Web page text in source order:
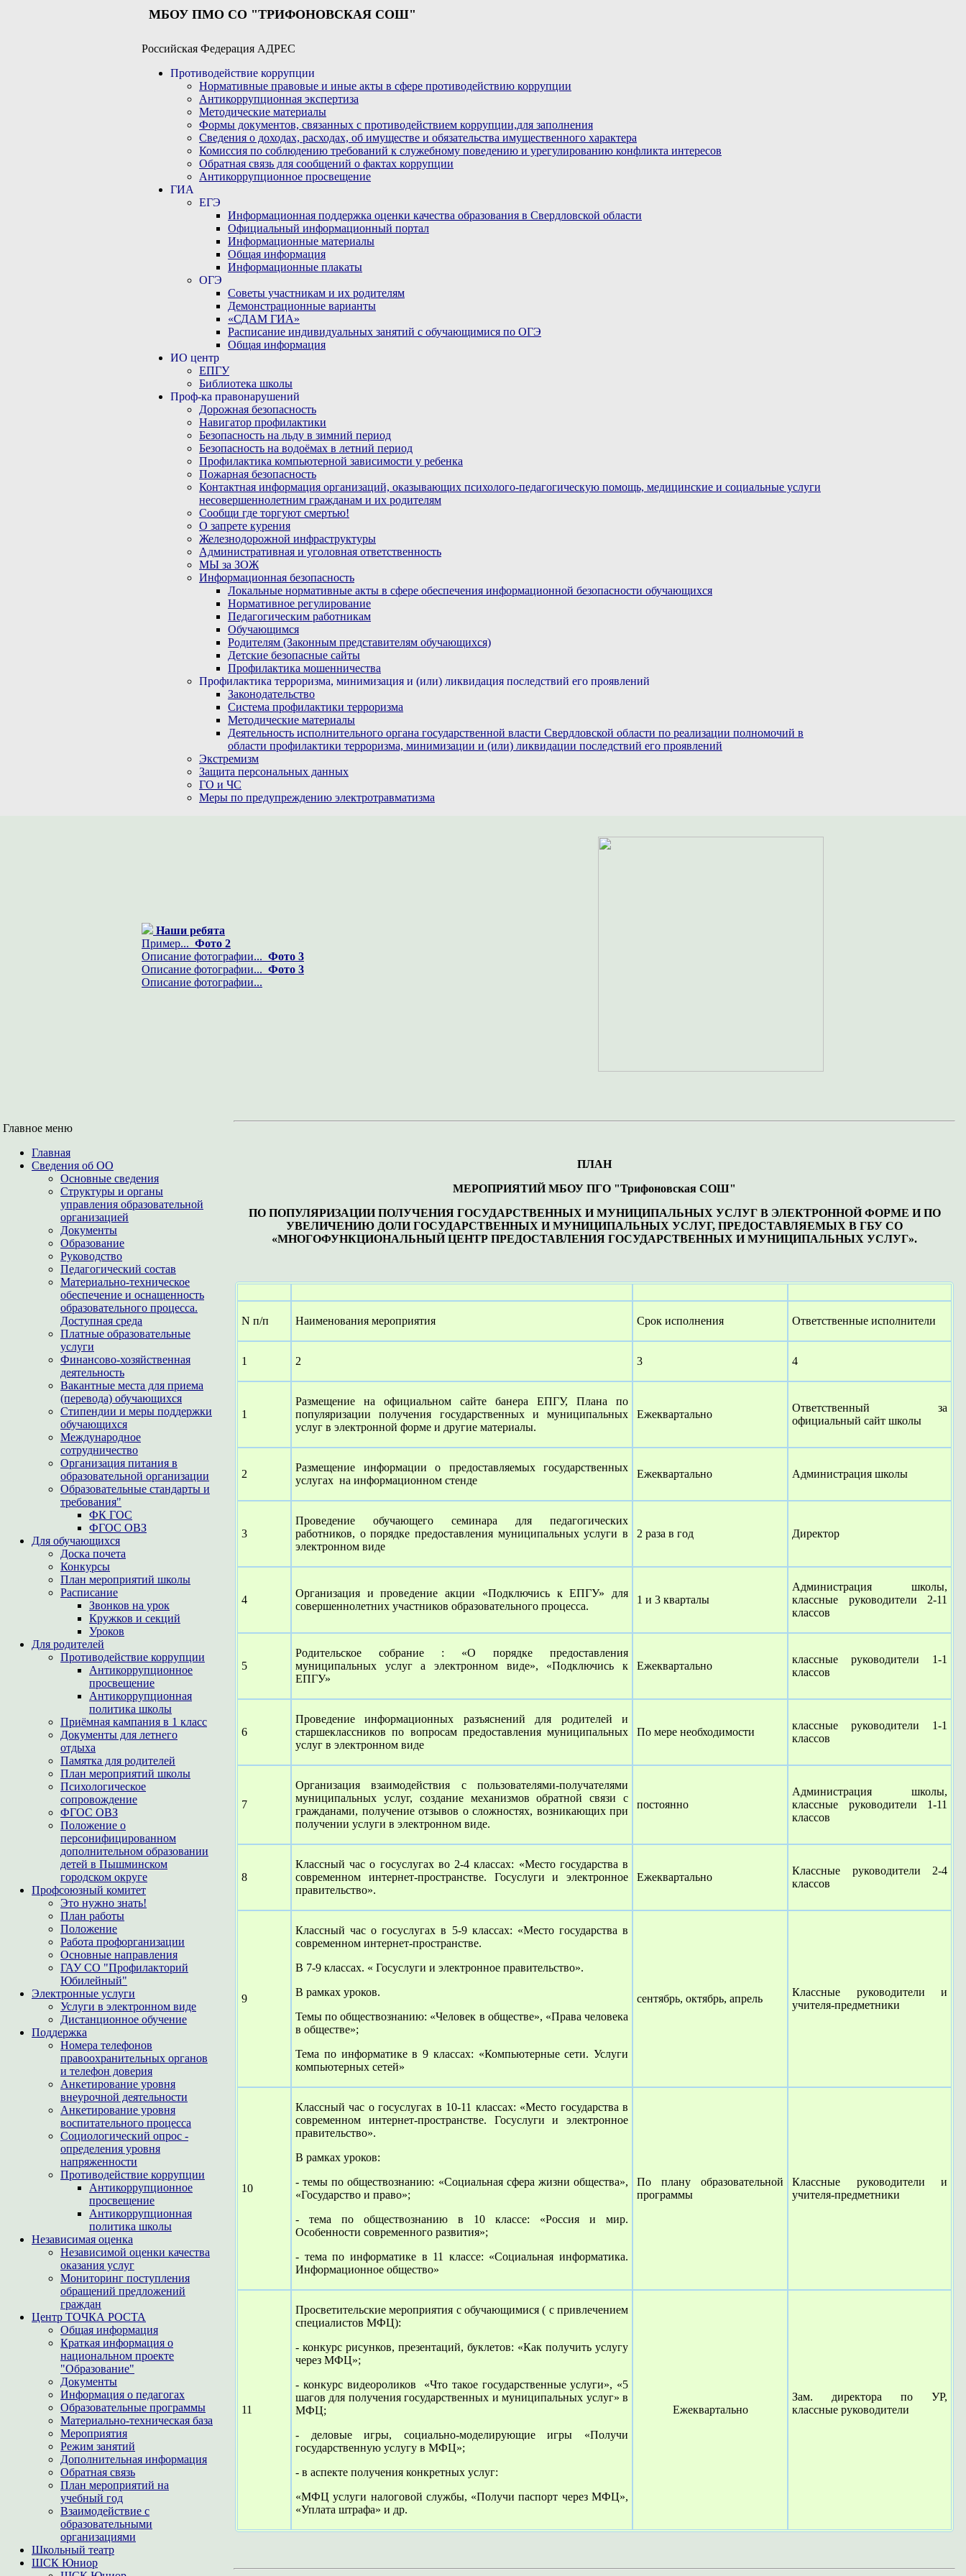
МБОУ ПМО СО "ТРИФОНОВСКАЯ СОШ"
Российская Федерация АДРЕС
Противодействие коррупции
Нормативные правовые и иные акты в сфере противодействию коррупции
Антикоррупционная экспертиза
Методические материалы
Формы документов, связанных с противодействием коррупции,для заполнения
Сведения о доходах, расходах, об имуществе и обязательства имущественного характера
Комиссия по соблюдению требований к служебному поведению и урегулированию конфликта интересов
Обратная связь для сообщений о фактах коррупции
Антикоррупционное просвещение
ГИА
ЕГЭ
Информационная поддержка оценки качества образования в Свердловской области
Официальный информационный портал
Информационные материалы
Общая информация
Информационные плакаты
ОГЭ
Советы участникам и их родителям
Демонстрационные варианты
«СДАМ ГИА»
Расписание индивидуальных занятий с обучающимися по ОГЭ
Общая информация
ИО центр
ЕПГУ
Библиотека школы
Проф-ка правонарушений
Дорожная безопасность
Навигатор профилактики
Безопасность на льду в зимний период
Безопасность на водоёмах в летний период
Профилактика компьютерной зависимости у ребенка
Пожарная безопасность
Контактная информация организаций, оказывающих психолого-педагогическую помощь, медицинские и социальные услуги
несовершеннолетним гражданам и их родителям
Сообщи где торгуют смертью!
О запрете курения
Железнодорожной инфраструктуры
Административная и уголовная ответственность
МЫ за ЗОЖ
Информационная безопасность
Локальные нормативные акты в сфере обеспечения информационной безопасности обучающихся
Нормативное регулирование
Педагогическим работникам
Обучающимся
Родителям (Законным представителям обучающихся)
Детские безопасные сайты
Профилактика мошенничества
Профилактика терроризма, минимизация и (или) ликвидация последствий его проявлений
Законодательство
Система профилактики терроризма
Методические материалы
Деятельность исполнительного органа государственной власти Свердловской области по реализации полномочий в
области профилактики терроризма, минимизации и (или) ликвидации последствий его проявлений
Экстремизм
Защита персональных данных
ГО и ЧС
Меры по предупреждению электротравматизма
Наши ребята
Пример... Фото 2
Описание фотографии... Фото 3
Описание фотографии... Фото 3
Описание фотографии...
Главное меню
Главная
Сведения об ОО
Основные сведения
Структуры и органы
управления образовательной
организацией
Документы
Образование
Руководство
Педагогический состав
Материально-техническое
обеспечение и оснащенность
образовательного процесса.
Доступная среда
Платные образовательные
услуги
Финансово-хозяйственная
деятельность
Вакантные места для приема
(перевода) обучающихся
Стипендии и меры поддержки
обучающихся
Международное
сотрудничество
Организация питания в
образовательной организации
Образовательные стандарты и
требования"
ФК ГОС
ФГОС ОВЗ
Для обучающихся
Доска почета
Конкурсы
План мероприятий школы
Расписание
Звонков на урок
Кружков и секций
Уроков
Для родителей
Противодействие коррупции
Антикоррупционное
просвещение
Антикоррупционная
политика школы
Приёмная кампания в 1 класс
Документы для летнего
отдыха
Памятка для родителей
План мероприятий школы
Психологическое
сопровождение
ФГОС ОВЗ
Положение о
персонифицированном
дополнительном образовании
детей в Пышминском
городском округе
Профсоюзный комитет
Это нужно знать!
План работы
Положение
Работа профорганизации
Основные направления
ГАУ СО "Профилакторий
Юбилейный"
Электронные услуги
Услуги в электронном виде
Дистанционное обучение
Поддержка
Номера телефонов
правоохранительных органов
и телефон доверия
Анкетирование уровня
внеурочной деятельности
Анкетирование уровня
воспитательного процесса
Социологический опрос -
определения уровня
напряженности
Противодействие коррупции
Антикоррупционное
просвещение
Антикоррупционная
политика школы
Независимая оценка
Независимой оценки качества
оказания услуг
Мониторинг поступления
обращений предложений
граждан
Центр ТОЧКА РОСТА
Общая информация
Краткая информация о
национальном проекте
"Образование"
Документы
Информация о педагогах
Образовательные программы
Материально-техническая база
Мероприятия
Режим занятий
Дополнительная информация
Обратная связь
План мероприятий на
учебный год
Взаимодействие с
образовательными
организациями
Школьный театр
ШСК Юниор
ПЛАН
МЕРОПРИЯТИЙ МБОУ ПГО "Трифоновская СОШ"
ПО ПОПУЛЯРИЗАЦИИ ПОЛУЧЕНИЯ ГОСУДАРСТВЕННЫХ И МУНИЦИПАЛЬНЫХ УСЛУГ В ЭЛЕКТРОННОЙ ФОРМЕ И ПО
УВЕЛИЧЕНИЮ ДОЛИ ГОСУДАРСТВЕННЫХ И МУНИЦИПАЛЬНЫХ УСЛУГ, ПРЕДОСТАВЛЯЕМЫХ В ГБУ СО
«МНОГОФУНКЦИОНАЛЬНЫЙ ЦЕНТР ПРЕДОСТАВЛЕНИЯ ГОСУДАРСТВЕННЫХ И МУНИЦИПАЛЬНЫХ УСЛУГ».
N п/п Наименования мероприятия Срок исполнения Ответственные исполнители
1 2 3 4
1
Размещение на официальном сайте банера ЕПГУ, Плана по
популяризации получения государственных и муниципальных
услуг в электронной форме и другие материалы.
Ежеквартально
Ответственный за
официальный сайт школы
2
Размещение информации о предоставляемых государственных
услугах на информационном стенде
Ежеквартально Администрация школы
3
Проведение обучающего семинара для педагогических
работников, о порядке предоставления муниципальных услуги в
электронном виде
2 раза в год Директор
4
Организация и проведение акции «Подключись к ЕПГУ» для
совершеннолетних участников образовательного процесса.
1 и 3 кварталы
Администрация школы,
классные руководители 2-11
классов
5
Родительское собрание : «О порядке предоставления
муниципальных услуг а электронном виде», «Подключись к
ЕПГУ»
Ежеквартально
классные руководители 1-1
классов
6
Проведение информационных разъяснений для родителей и
старшеклассников по вопросам предоставления муниципальных
услуг в электронном виде
По мере необходимости
классные руководители 1-1
классов
7
Организация взаимодействия с пользователями-получателями
муниципальных услуг, создание механизмов обратной связи с
гражданами, получение отзывов о сложностях, возникающих при
получении услуги в электронном виде.
постоянно
Администрация школы,
классные руководители 1-11
классов
8
Классный час о госуслугах во 2-4 классах: «Место государства в
современном интернет-пространстве. Госуслуги и электронное
правительство».
Ежеквартально
Классные руководители 2-4
классов
9
Классный час о госуслугах в 5-9 классах: «Место государства в
современном интернет-пространстве.
В 7-9 классах. « Госуслуги и электронное правительство».
В рамках уроков.
Темы по обществознанию: «Человек в обществе», «Права человека
в обществе»;
Тема по информатике в 9 классах: «Компьютерные сети. Услуги
компьютерных сетей»
сентябрь, октябрь, апрель
Классные руководители и
учителя-предметники
10
Классный час о госуслугах в 10-11 классах: «Место государства в
современном интернет-пространстве. Госуслуги и электронное
правительство».
В рамках уроков:
- темы по обществознанию: «Социальная сфера жизни общества»,
«Государство и право»;
- тема по обществознанию в 10 классе: «Россия и мир.
Особенности современного развития»;
- тема по информатике в 11 классе: «Социальная информатика.
Информационное общество»
По плану образовательной
программы
Классные руководители и
учителя-предметники
11
Просветительские мероприятия с обучающимися ( с привлечением
специалистов МФЦ):
- конкурс рисунков, презентаций, буклетов: «Как получить услугу
через МФЦ»;
- конкурс видеороликов «Что такое государственные услуги», «5
шагов для получения государственных и муниципальных услуг» в
МФЦ;
- деловые игры, социально-моделирующие игры «Получи
государственную услугу в МФЦ»;
- в аспекте получения конкретных услуг:
«МФЦ услуги налоговой службы, «Получи паспорт через МФЦ»,
«Уплата штрафа» и др.
Ежеквартально
Зам. директора по УР,
классные руководители